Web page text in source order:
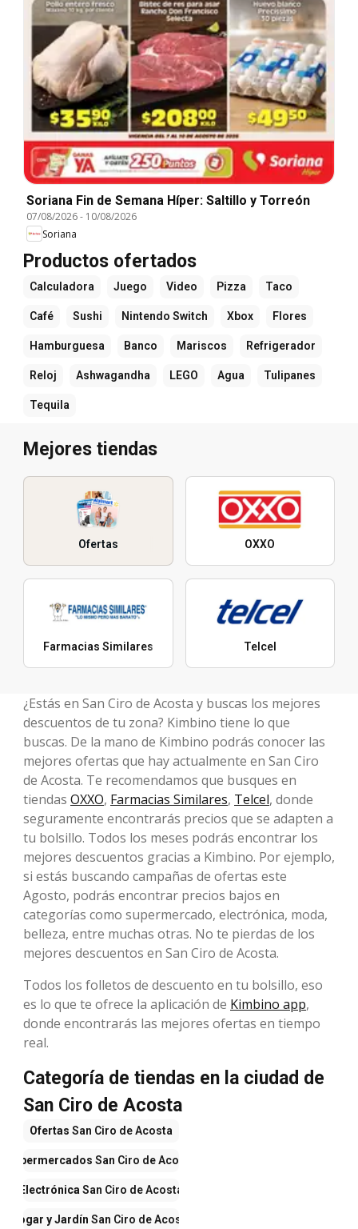
Soriana Fin de Semana Híper: Saltillo y Torreón
07/08/2026- 10/08/2026
Soriana
Productos ofertados
Calculadora Juego Video Pizza Taco
Café Sushi Nintendo Switch Xbox Flores
Hamburguesa Banco Mariscos Refrigerador
Reloj Ashwagandha LEGO Agua Tulipanes
Tequila
Mejores tiendas
Ofertas OXXO
Farmacias Similares Telcel
¿Estás en San Ciro de Acosta y buscas los mejores
descuentos de tu zona? Kimbino tiene lo que
buscas. De la mano de Kimbino podrás conocer las
mejores ofertas que hay actualmente en San Ciro
de Acosta. Te recomendamos que busques en
tiendas OXXO, Farmacias Similares, Telcel, donde
seguramente encontrarás precios que se adapten a
tu bolsillo. Todos los meses podrás encontrar los
mejores descuentos gracias a Kimbino. Por ejemplo,
si estás buscando campañas de ofertas este
Agosto, podrás encontrar precios bajos en
categorías como supermercado, electrónica, moda,
belleza, entre muchas otras. No te pierdas de los
mejores descuentos en San Ciro de Acosta.
Todos los folletos de descuento en tu bolsillo, eso
es lo que te ofrece la aplicación de Kimbino app,
donde encontrarás las mejores ofertas en tiempo
real.
Categoría de tiendas en la ciudad de
San Ciro de Acosta
Ofertas San Ciro de Acosta
Supermercados San Ciro de Acosta
Electrónica San Ciro de Acosta
Hogar y Jardín San Ciro de Acosta